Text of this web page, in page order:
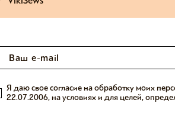
Я даю свое согласие на обработку моих
22.07.2006, на условиях и для целей,